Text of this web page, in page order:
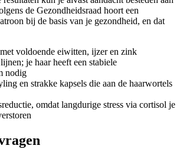
de Gezondheidsraad hoort een
bij de basis van je gezondheid, en dat
voldoende eiwitten, ijzer en zink
je haar heeft een stabiele
nodig
en strakke kapsels die aan de haarwortels
omdat langdurige stress via cortisol je